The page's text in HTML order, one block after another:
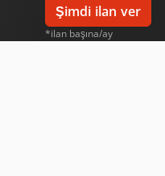
Şimdi ilan ver
*ilan başına/ay